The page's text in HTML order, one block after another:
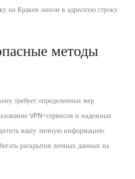
на Кракен онион в адресную строку.
методы
требует определенных мер
VPN-сервисов и надежных
вашу личную информацию.
раскрытия личных данных на